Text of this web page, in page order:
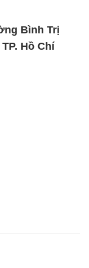
Bình Trị
Hồ Chí